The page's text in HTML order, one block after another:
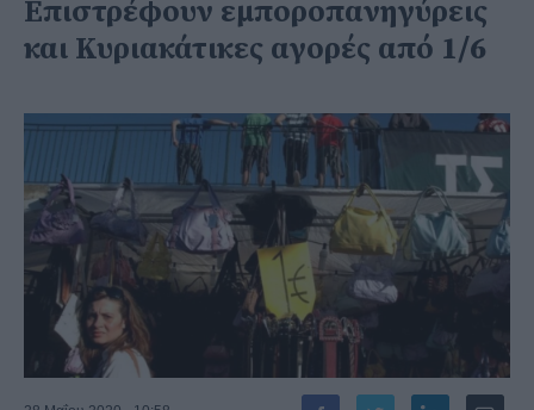
Επιστρέφουν εμποροπανηγύρεις
και Κυριακάτικες αγορές από 1/6